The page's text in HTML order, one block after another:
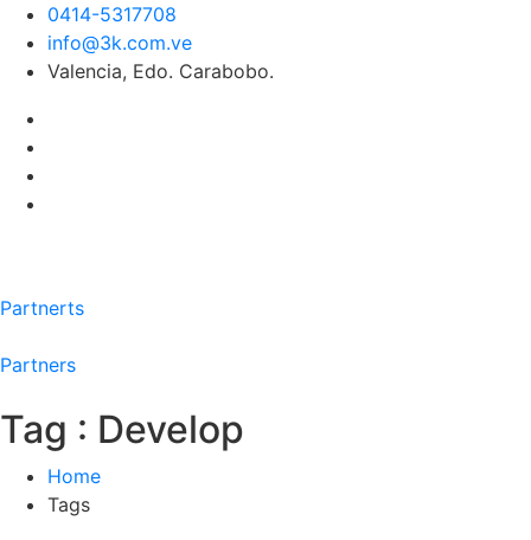
0414-5317708
info@3k.com.ve
Valencia, Edo. Carabobo.
Partnerts
Partners
Tag : Develop
Home
Tags